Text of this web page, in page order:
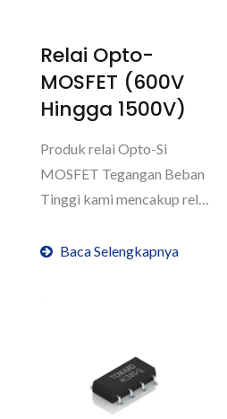
Relai Opto-
MOSFET (600V
Hingga 1500V)
Produk relai Opto-Si
MOSFET Tegangan Beban
Tinggi kami mencakup relai
dapat...Baca Selengkapnya